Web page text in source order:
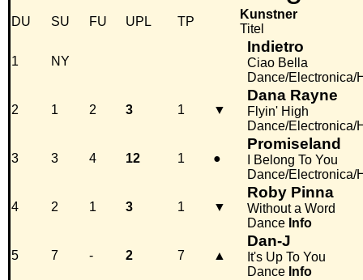
DU SU FU UPL TP
Kunstner
Titel
1 NY
Indietro
Ciao Bella
Dance/Electronica/
2 1 2 3 1 ▼
Dana Rayne
Flyin' High
Dance/Electronica/
3 3 4 12 1 ●
Promiseland
I Belong To You
Dance/Electronica/
4 2 1 3 1 ▼
Roby Pinna
Without a Word
Dance Info
5 7 - 2 7 ▲
Dan-J
It's Up To You
Dance Info